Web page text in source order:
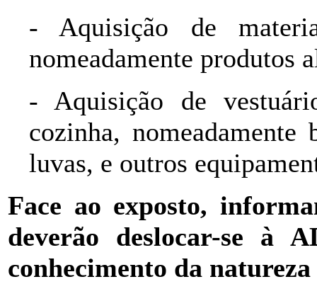
- Aquisição de
nomeadamente produtos
- Aquisição de
cozinha, nomeadamente
luvas, e outros
Face ao exposto,
deverão deslocar-se à
conhecimento da